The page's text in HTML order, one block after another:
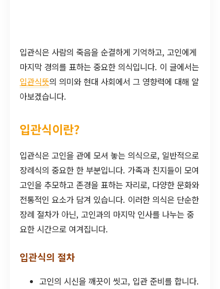
입관식은 사람의 죽음을 순결하게 기억하고, 고인에게
마지막 경의를 표하는 중요한 의식입니다. 이 글에서는
입관식뜻의 의미와 현대 사회에서 그 영향력에 대해 알
아보겠습니다.
입관식이란?
입관식은 고인을 관에 모셔 놓는 의식으로, 일반적으로
장례식의 중요한 한 부분입니다. 가족과 친지들이 모여
고인을 추모하고 존경을 표하는 자리로, 다양한 문화와
전통적인 요소가 담겨 있습니다. 이러한 의식은 단순한
장례 절차가 아닌, 고인과의 마지막 인사를 나누는 중
요한 시간으로 여겨집니다.
입관식의 절차
고인의 시신을 깨끗이 씻고, 입관 준비를 합니다.